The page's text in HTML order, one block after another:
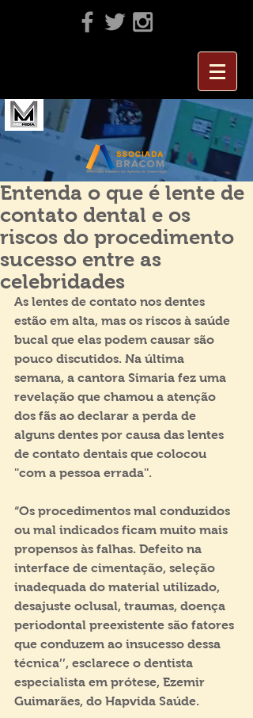
Entenda o que é lente de
contato dental e os
riscos do procedimento
sucesso entre as
celebridades
As lentes de contato nos dentes
estão em alta, mas os riscos à saúde
bucal que elas podem causar são
pouco discutidos. Na última
semana, a cantora Simaria fez uma
revelação que chamou a atenção
dos fãs ao declarar a perda de
alguns dentes por causa das lentes
de contato dentais que colocou
''com a pessoa errada''.
“Os procedimentos mal conduzidos
ou mal indicados ficam muito mais
propensos às falhas. Defeito na
interface de cimentação, seleção
inadequada do material utilizado,
desajuste oclusal, traumas, doença
periodontal preexistente são fatores
que conduzem ao insucesso dessa
técnica’’, esclarece o dentista
especialista em prótese, Ezemir
Guimarães, do Hapvida Saúde.